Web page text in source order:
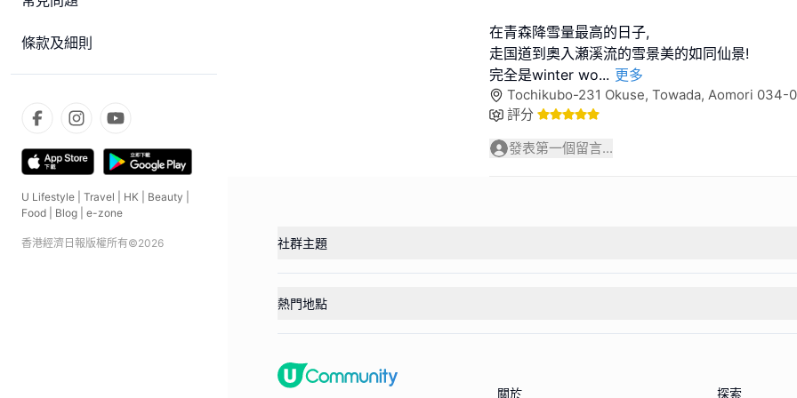
條款及細則
U Lifestyle Travel HK Beauty
Food
Blog e-zone
香港經濟日報版權所有©2026
在青森降雪量最高的日子,
走国道到奧入瀬溪流的雪景美的如同仙景!
完全是winter wo... 更多
Tochikubo-231 Okuse, Towada, Aomori 034-
評分
發表第一個留言...
社群主題
熱門地點
關於 探索